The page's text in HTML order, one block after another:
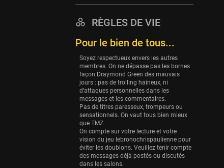
31 sessions
Washington Wizards
29 sessions
Portland Trail Blazers
27 sessions
Eurobasket
25 sessions
Detroit Pistons
25 sessions
Brooklyn Nets
24 sessions
RÈGLES DE VIE
Pour le bien de tous...
Soyez respectueux envers les autres
membres. On ne dépasse pas les bornes
façon Draymond Green des mauvais
jours : pas de trolling haineux, ni
d’attaques personnelles dans les
messages et les commentaires.
Pas de titres paresseux, trompeurs ou
sensationnels. On vaut tous bien mieux
que TMZ.
On compte sur votre lecture et votre
vision du jeu lebronochrispaulienne pour
éviter les doublons. Veuillez tenir compte
des messages déjà postés ou discutés
dans les salons.